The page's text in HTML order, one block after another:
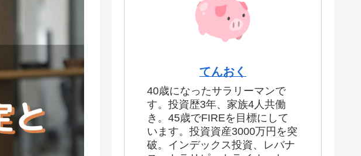
てんおく
40歳になったサラリーマンで
す。投資歴3年、家族4人共働
き。45歳でFIREを目標にして
います。投資資産3000万円を突
破。インデックス投資、レバナ